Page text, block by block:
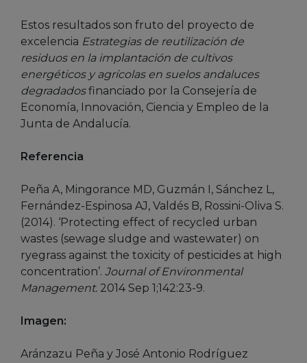
Estos resultados son fruto del proyecto de
excelencia Estrategias de reutilización de
residuos en la implantación de cultivos
energéticos y agrícolas en suelos andaluces
degradadosfinanciado por la Consejería de
Economía, Innovación, Ciencia y Empleo de la
Junta de Andalucía.
Referencia
Peña A, Mingorance MD, Guzmán I, Sánchez L,
Fernández-Espinosa AJ, Valdés B, Rossini-Oliva S.
(2014). ‘Protecting effect of recycled urban
wastes (sewage sludge and wastewater) on
ryegrass against the toxicity of pesticides at high
concentration’. Journal of Environmental
Management. 2014 Sep 1;142:23-9.
Imagen:
Aránzazu Peña y José Antonio Rodríguez